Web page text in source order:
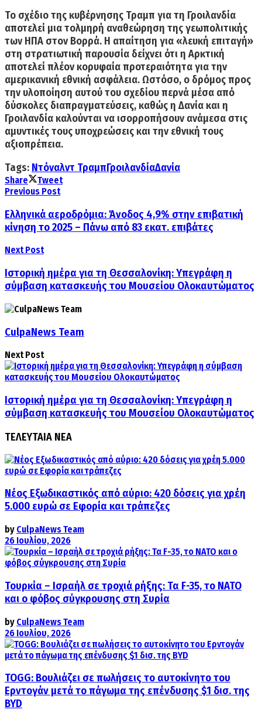
Το σχέδιο της κυβέρνησης Τραμπ για τη Γροιλανδία
αποτελεί μια τολμηρή αναθεώρηση της γεωπολιτικής
των ΗΠΑ στον Βορρά. Η απαίτηση για «λευκή επιταγή»
στη στρατιωτική παρουσία δείχνει ότι η Αρκτική
αποτελεί πλέον κορυφαία προτεραιότητα για την
αμερικανική εθνική ασφάλεια. Ωστόσο, ο δρόμος προς
την υλοποίηση αυτού του σχεδίου περνά μέσα από
δύσκολες διαπραγματεύσεις, καθώς η Δανία και η
Γροιλανδία καλούνται να ισορροπήσουν ανάμεσα στις
αμυντικές τους υποχρεώσεις και την εθνική τους
αξιοπρέπεια.
Tags: Ντόναλντ ΤραμπΓροιλανδίαΔανία
Share
Tweet
Previous Post
Ελληνικά αεροδρόμια: Άνοδος 4,9% στην επιβατική
κίνηση το 2025 – Πάνω από 83 εκατ. επιβάτες
Next Post
Ιστορική ημέρα για τη Θεσσαλονίκη: Υπεγράφη η
σύμβαση κατασκευής του Μουσείου Ολοκαυτώματος
CulpaNews Team
Next Post
Ιστορική ημέρα για τη Θεσσαλονίκη: Υπεγράφη η
σύμβαση κατασκευής του Μουσείου Ολοκαυτώματος
ΤΕΛΕΥΤΑΙΑ ΝΕΑ
Νέος Εξωδικαστικός από αύριο: 420 δόσεις για χρέη
5.000 ευρώ σε Εφορία και τράπεζες
by CulpaNews Team
26 Ιουλίου, 2026
Τουρκία – Ισραήλ σε τροχιά ρήξης: Τα F-35, το ΝΑΤΟ
και ο φόβος σύγκρουσης στη Συρία
by CulpaNews Team
26 Ιουλίου, 2026
TOGG: Βουλιάζει σε πωλήσεις το αυτοκίνητο του
Ερντογάν μετά το πάγωμα της επένδυσης $1 δισ. της
BYD